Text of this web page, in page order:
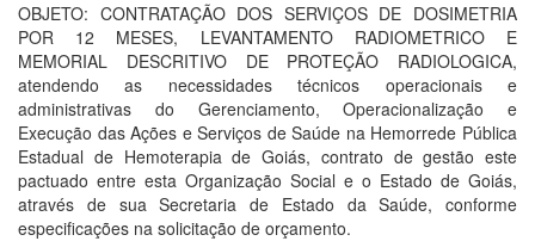
OBJETO: CONTRATAÇÃO DOS SERVIÇOS DE DOSIMETRIA
POR 12 MESES, LEVANTAMENTO RADIOMETRICO E
MEMORIAL DESCRITIVO DE PROTEÇÃO RADIOLOGICA,
atendendo as necessidades técnicos operacionais e
administrativas do Gerenciamento, Operacionalização e
Execução das Ações e Serviços de Saúde na Hemorrede Pública
Estadual de Hemoterapia de Goiás, contrato de gestão este
pactuado entre esta Organização Social e o Estado de Goiás,
através de sua Secretaria de Estado da Saúde, conforme
especificações na solicitação de orçamento.